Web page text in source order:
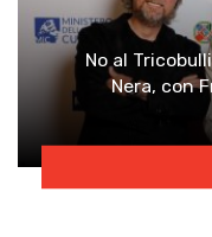
No al
Nera, con